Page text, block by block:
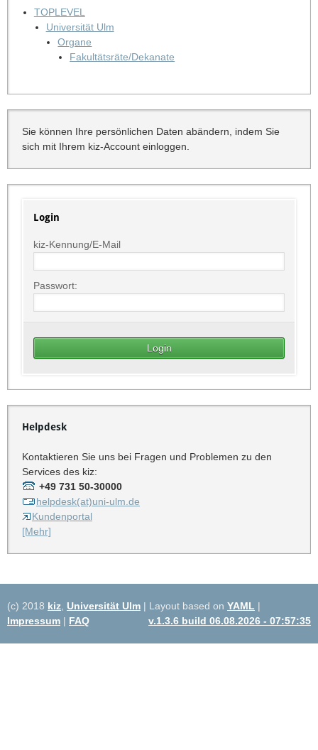
TOPLEVEL
Universität Ulm
Organe
Fakultätsräte/Dekanate
Sie können Ihre persönlichen Daten abändern, indem Sie
sich mit Ihrem kiz-Account einloggen.
Login
kiz-Kennung/E-Mail
Passwort:
Helpdesk
Kontaktieren Sie uns bei Fragen und Problemen zu den
Services des kiz:
+49 731 50-30000
helpdesk(at)uni-ulm.de
Kundenportal
[Mehr]
(c) 2018 kiz Universität Ulm | Layout based on YAML |
Impressum | FAQ v.1.3.6 build 06.08.2026 - 07:57:35